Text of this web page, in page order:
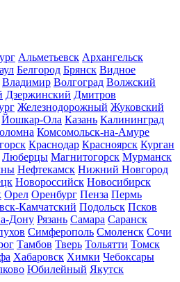
Альметьевск Архангельск
Белгород Брянск Видное
Владимир Волгоград Волжский
Дзержинский Дмитров
Железнодорожный Жуковский
Йошкар-Ола Казань Калининград
Комсомольск-на-Амуре
Краснодар Красноярск Курган
Люберцы Магнитогорск Мурманск
Нефтекамск Нижний Новгород
Новороссийск Новосибирск
Орел Оренбург Пенза Пермь
Камчатский Подольск Псков
Дону Рязань Самара Саранск
Симферополь Смоленск Сочи
Тамбов Тверь Тольятти Томск
Хабаровск Химки Чебоксары
Юбилейный Якутск